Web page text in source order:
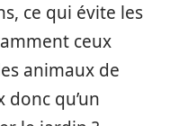
ce qui évite les
ceux
animaux de
qu’un